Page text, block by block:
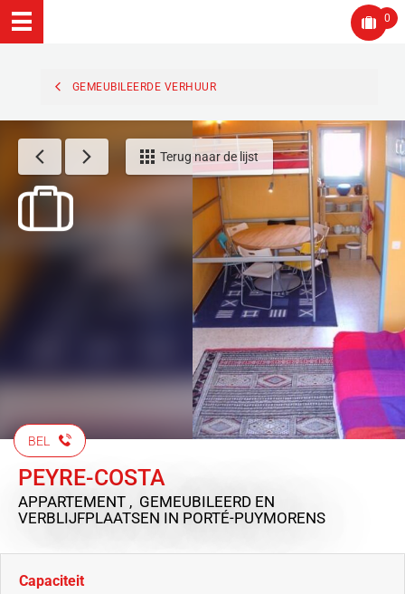
0
GEMEUBILEERDE VERHUUR
Terug naar de lijst
BEL
PEYRE-COSTA
APPARTEMENT , GEMEUBILEERD EN
VERBLIJFPLAATSEN IN PORTÉ-PUYMORENS
Capaciteit